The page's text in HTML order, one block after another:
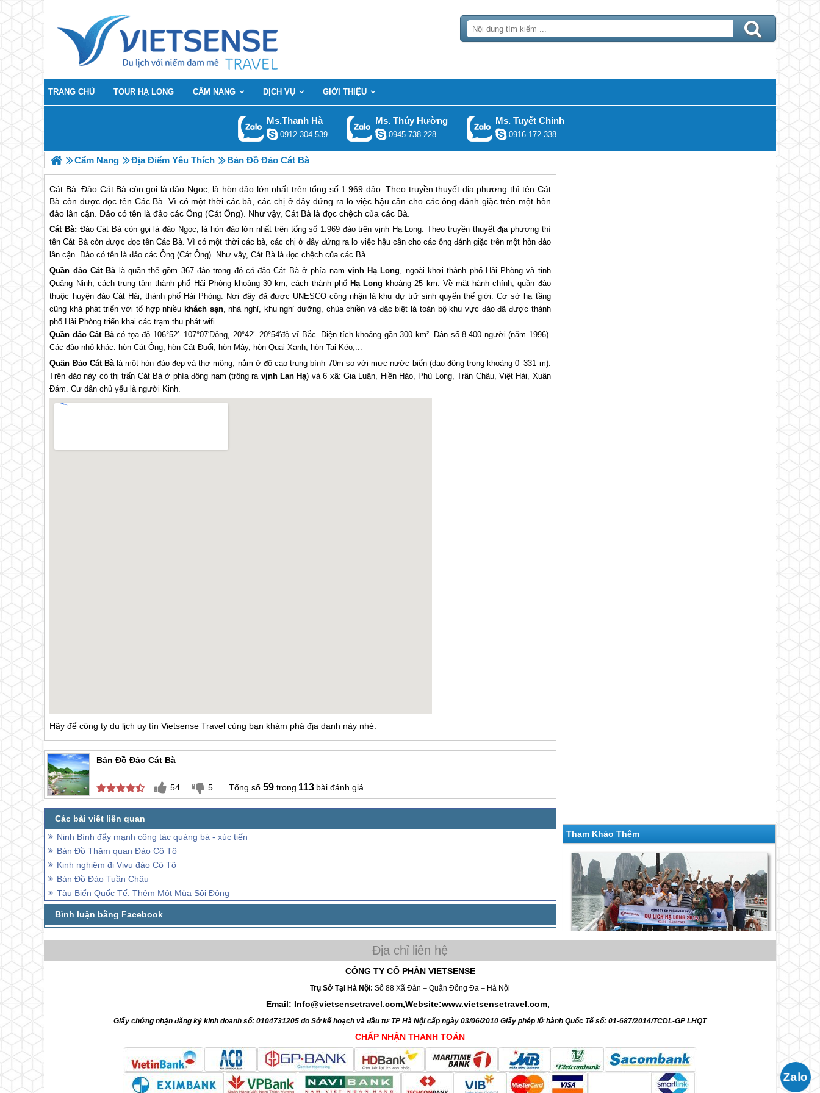
TRANG CHỦ TOUR HẠ LONG CẨM NANG DỊCH VỤ GIỚI THIỆU
Ms.Thanh Hà
0912 304 539
Ms. Thúy Hường
0945 738 228
Ms. Tuyết Chinh
0916 172 338
Tham Khảo Thêm
Nguyên Đán 6 Ngày 5 Đêm
Cẩm Nang Địa Điểm Yêu Thích Bản Đồ Đảo Cát Bà
Cát Bà: Đảo Cát Bà còn gọi là đảo Ngọc, là hòn đảo lớn nhất trên tổng số 1.969 đảo. Theo truyền thuyết địa phương thì tên Cát
Bà còn được đọc tên Các Bà. Vì có một thời các bà, các chị ở đây đứng ra lo việc hậu cần cho các ông đánh giặc trên một hòn
đảo lân cận. Đảo có tên là đảo các Ông (Cát Ông). Như vậy, Cát Bà là đọc chệch của các Bà.
Cát Bà: Đảo Cát Bà còn gọi là đảo Ngọc, là hòn đảo lớn nhất trên tổng số 1.969 đảo trên vịnh Hạ Long. Theo truyền thuyết địa phương thì
tên Cát Bà còn được đọc tên Các Bà. Vì có một thời các bà, các chị ở đây đứng ra lo việc hậu cần cho các ông đánh giặc trên một hòn đảo
lân cận. Đảo có tên là đảo các Ông (Cát Ông). Như vậy, Cát Bà là đọc chệch của các Bà.
Quần đảo Cát Bàlà quần thể gồm 367 đảo trong đó có đảo Cát Bà ở phía nam vịnh Hạ Long, ngoài khơi thành phố Hải Phòng và tỉnh
Quảng Ninh, cách trung tâm thành phố Hải Phòng khoảng 30 km, cách thành phố Hạ Long khoảng 25 km. Về mặt hành chính, quần đảo
thuộc huyện đảo Cát Hải, thành phố Hải Phòng. Nơi đây đã được UNESCO công nhận là khu dự trữ sinh quyển thế giới. Cơ sở hạ tầng
cũng khá phát triển với tổ hợp nhiều khách sạn, nhà nghỉ, khu nghỉ dưỡng, chùa chiền và đặc biệt là toàn bộ khu vực đảo đã được thành
phố Hải Phòng triển khai các trạm thu phát wifi.
Quần đảo Cát Bàcó tọa độ 106°52′- 107°07′Đông, 20°42′- 20°54′độ vĩ Bắc. Diện tích khoảng gần 300 km². Dân số 8.400 người (năm 1996).
Các đảo nhỏ khác: hòn Cát Ông, hòn Cát Đuối, hòn Mây, hòn Quai Xanh, hòn Tai Kéo,...
Quần Đảo Cát Bàlà một hòn đảo đẹp và thơ mộng, nằm ở độ cao trung bình 70m so với mực nước biển (dao động trong khoảng 0–331 m).
Trên đảo này có thị trấn Cát Bà ở phía đông nam (trông ra vịnh Lan Hạ) và 6 xã: Gia Luận, Hiền Hào, Phù Long, Trân Châu, Việt Hải, Xuân
Đám. Cư dân chủ yếu là người Kinh.
Hãy đểcông ty du lịch uy tín Vietsense Travel cùng bạn khám phá địa danh này nhé.
Bản Đồ Đảo Cát Bà
54 5 59 113 bài đánh giá
Ninh Bình đẩy mạnh công tác quảng bá - xúc tiến
Bản Đồ Thăm quan Đảo Cô Tô
Kinh nghiệm đi Vivu đảo Cô Tô
Bản Đồ Đảo Tuần Châu
Tàu Biển Quốc Tế: Thêm Một Mùa Sôi Động
CÔNG TY CỔ PHẦN VIETSENSE
Trụ Sở Tại Hà Nội: Số 88 Xã Đàn – Quận Đống Đa – Hà Nội
Email: Info@vietsensetravel.com,Website:www.vietsensetravel.com,
Giấy chứng nhận đăng ký kinh doanh số: 0104731205 do Sở kế hoạch và đầu tư TP Hà Nội cấp ngày 03/06/2010 Giấy phép lữ hành Quốc Tế số: 01-687/2014/TCDL-GP LHQT
CHẤP NHẬN THANH TOÁN